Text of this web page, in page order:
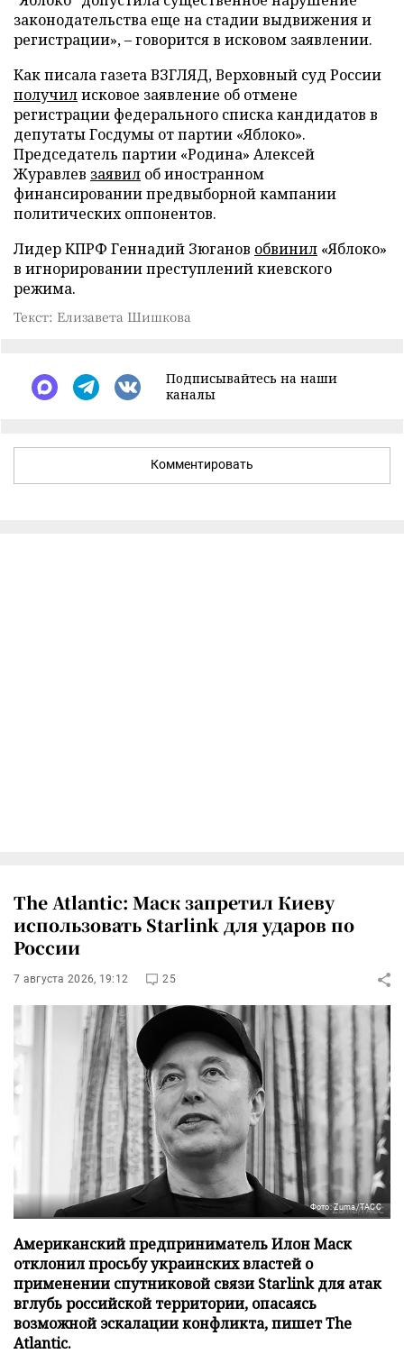
законодательства еще на стадии выдвижения и
регистрации», – говорится в исковом заявлении.
Как писала газета ВЗГЛЯД, Верховный суд России
получилисковое заявление об отмене
регистрации федерального списка кандидатов в
депутаты Госдумы от партии «Яблоко».
Председатель партии «Родина» Алексей
Журавлев заявил об иностранном
финансировании предвыборной кампании
политических оппонентов.
Лидер КПРФ Геннадий Зюганов обвинил «Яблоко»
в игнорировании преступлений киевского
режима.
Текст: Елизавета Шишкова
Подписывайтесь на наши
каналы
Комментировать
The Atlantic: Маск запретил Киеву
использовать Starlink для ударов по
России
7 августа 2026, 19:12 25
Фото: Zuma/ТАСС
Американский предприниматель Илон Маск
отклонил просьбу украинских властей о
применении спутниковой связи Starlink для атак
вглубь российской территории, опасаясь
возможной эскалации конфликта, пишет The
Atlantic.